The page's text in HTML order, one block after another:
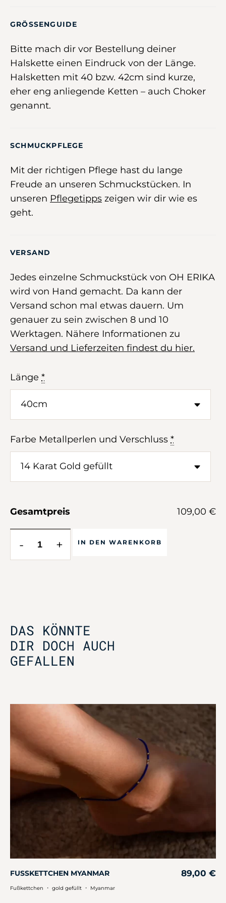
GRÖSSENGUIDE
Bitte mach dir vor Bestellung deiner
Halskette einen Eindruck von der Länge.
Halsketten mit 40 bzw. 42cm sind kurze,
eher eng anliegende Ketten – auch Choker
genannt.
SCHMUCKPFLEGE
Mit der richtigen Pflege hast du lange
Freude an unseren Schmuckstücken. In
unseren Pflegetipps zeigen wir dir wie es
geht.
VERSAND
Jedes einzelne Schmuckstück von OH ERIKA
wird von Hand gemacht. Da kann der
Versand schon mal etwas dauern. Um
genauer zu sein zwischen 8 und 10
Werktagen. Nähere Informationen zu
Versand und Lieferzeiten findest du hier.
Länge *
Farbe Metallperlen und Verschluss *
Gesamtpreis 109,00 €
- + IN DEN WARENKORB
DAS KÖNNTE
DIR DOCH AUCH
GEFALLEN
FUSSKETTCHEN MYANMAR 89,00 €
Fußkettchen ・ gold gefüllt ・ Myanmar